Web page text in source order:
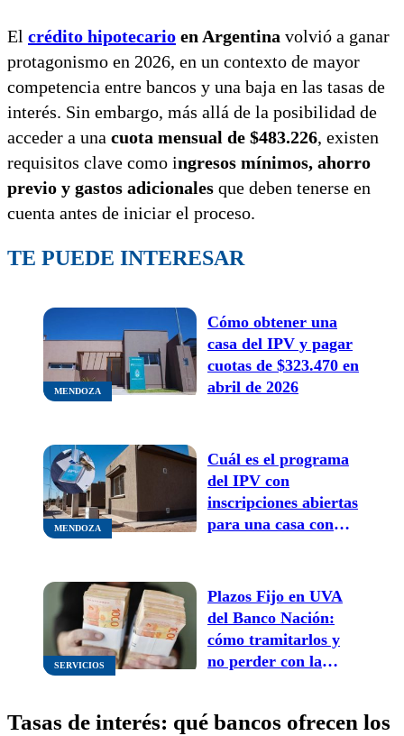
El crédito hipotecario en Argentina volvió a ganar
protagonismo en 2026, en un contexto de mayor
competencia entre bancos y una baja en las tasas de
interés. Sin embargo, más allá de la posibilidad de
acceder a una cuota mensual de $483.226, existen
requisitos clave como ingresos mínimos, ahorro
previo y gastos adicionales que deben tenerse en
cuenta antes de iniciar el proceso.
TE PUEDE INTERESAR
MENDOZA
Cómo obtener una
casa del IPV y pagar
cuotas de $323.470 en
abril de 2026
MENDOZA
Cuál es el programa
del IPV con
inscripciones abiertas
para una casa con
SERVICIOS
Plazos Fijo en UVA
del Banco Nación:
cómo tramitarlos y
no perder con la
Tasas de interés: qué bancos ofrecen los